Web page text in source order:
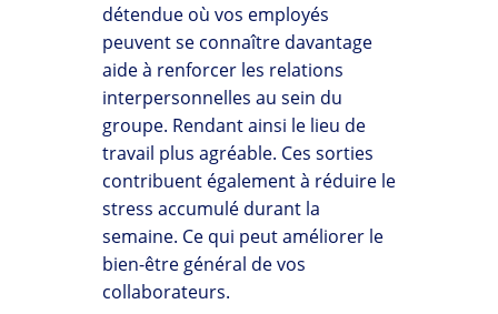
détendue où vos employés
peuvent se connaître davantage
aide à renforcer les relations
interpersonnelles au sein du
groupe. Rendant ainsi le lieu de
travail plus agréable. Ces sorties
contribuent également à réduire le
stress accumulé durant la
semaine. Ce qui peut améliorer le
bien-être général de vos
collaborateurs.